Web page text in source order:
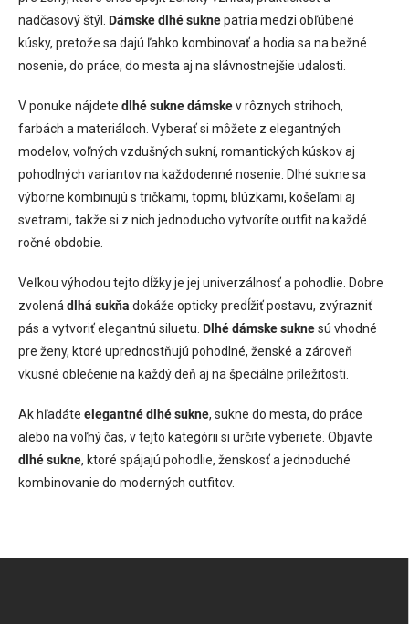
c
i
e
p
v
k
y
v
ý
p
i
s
nadčasový štýl. Dámske dlhé suknepatria medzi obľúbené
kúsky, pretože sa dajú ľahko kombinovať a hodia sa na bežné
nosenie, do práce, do mesta aj na slávnostnejšie udalosti.
V ponuke nájdete dlhé sukne dámskev rôznych strihoch,
farbách a materiáloch. Vyberať si môžete z elegantných
modelov, voľných vzdušných sukní, romantických kúskov aj
pohodlných variantov na každodenné nosenie. Dlhé sukne sa
výborne kombinujú s tričkami, topmi, blúzkami, košeľami aj
svetrami, takže si z nich jednoducho vytvoríte outfit na každé
ročné obdobie.
Veľkou výhodou tejto dĺžky je jej univerzálnosť a pohodlie. Dobre
zvolenádlhá sukňa dokáže opticky predĺžiť postavu, zvýrazniť
pás a vytvoriť elegantnú siluetu. Dlhé dámske suknesú vhodné
pre ženy, ktoré uprednostňujú pohodlné, ženské a zároveň
vkusné oblečenie na každý deň aj na špeciálne príležitosti.
Ak hľadáte elegantné dlhé sukne, sukne do mesta, do práce
alebo na voľný čas, v tejto kategórii si určite vyberiete. Objavte
dlhé sukne, ktoré spájajú pohodlie, ženskosť a jednoduché
kombinovanie do moderných outfitov.